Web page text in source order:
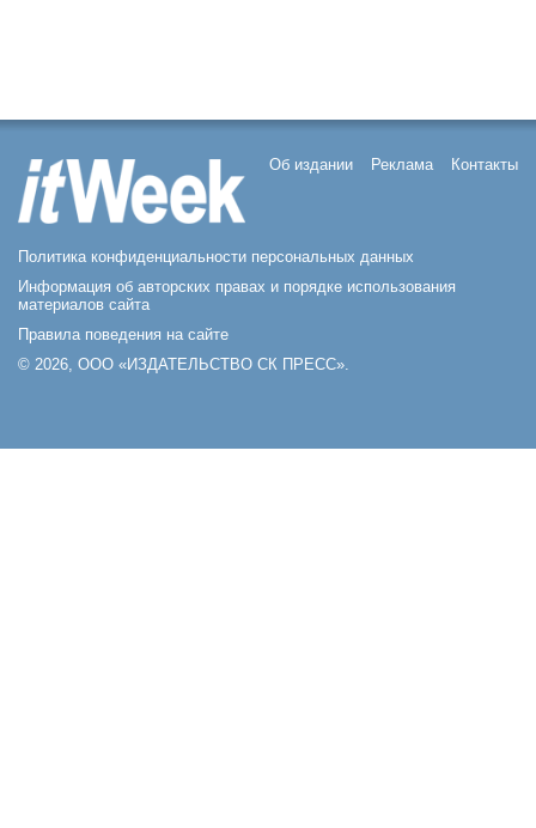
Об издании Реклама Контакты
Политика конфиденциальности персональных данных
Информация об авторских правах и порядке использования
материалов сайта
Правила поведения на сайте
© 2026, ООО «ИЗДАТЕЛЬСТВО СК ПРЕСС».